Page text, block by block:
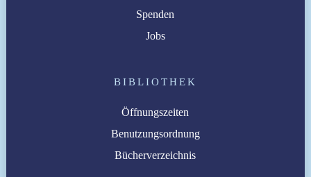
Spenden
Jobs
BIBLIOTHEK
Öffnungszeiten
Benutzungsordnung
Bücherverzeichnis